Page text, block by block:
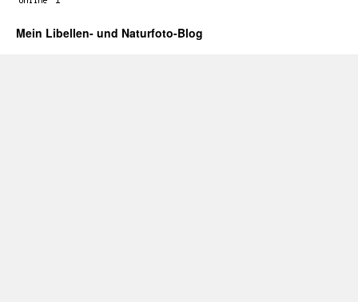
Mein Libellen- und Naturfoto-Blog